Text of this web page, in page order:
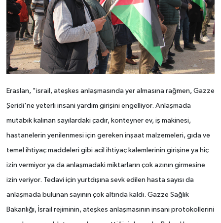
Eraslan, "israil, ateşkes anlaşmasında yer almasına rağmen, Gazze
Şeridi'ne yeterli insani yardım girişini engelliyor. Anlaşmada
mutabık kalınan sayılardaki çadır, konteyner ev, iş makinesi,
hastanelerin yenilenmesi için gereken inşaat malzemeleri, gıda ve
temel ihtiyaç maddeleri gibi acil ihtiyaç kalemlerinin girişine ya hiç
izin vermiyor ya da anlaşmadaki miktarların çok azının girmesine
izin veriyor. Tedavi için yurtdışına sevk edilen hasta sayısı da
anlaşmada bulunan sayının çok altında kaldı. Gazze Sağlık
Bakanlığı, İsrail rejiminin, ateşkes anlaşmasının insani protokollerini